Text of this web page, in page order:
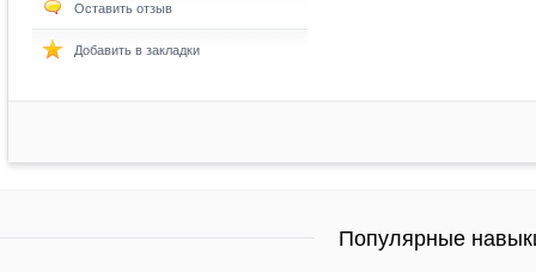
Оставить отзыв
Добавить в закладки
Популярные